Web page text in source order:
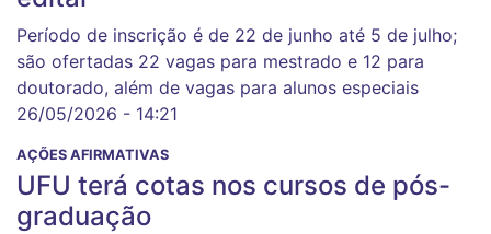
Período de inscrição é de 22 de junho até 5 de julho;
são ofertadas 22 vagas para mestrado e 12 para
doutorado, além de vagas para alunos especiais
26/05/2026 - 14:21
AÇÕES AFIRMATIVAS
UFU terá cotas nos cursos de pós-
graduação